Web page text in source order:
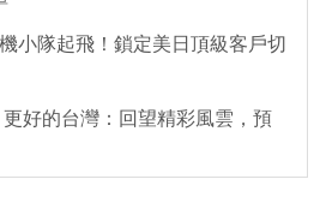
小隊起飛！鎖定美日頂級客戶切
好的台灣：回望精彩風雲，預